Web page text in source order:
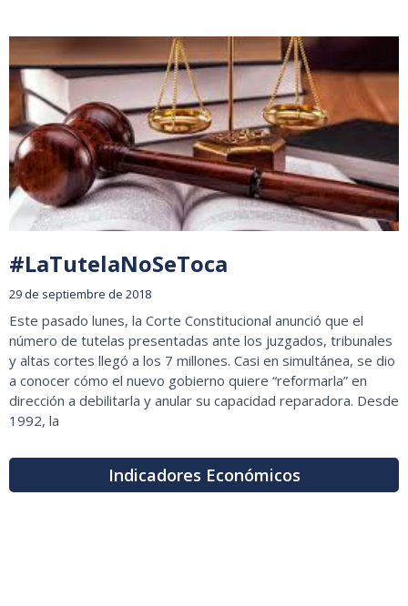
#LaTutelaNoSeToca
29 de septiembre de 2018
Este pasado lunes, la Corte Constitucional anunció que el
número de tutelas presentadas ante los juzgados, tribunales
y altas cortes llegó a los 7 millones. Casi en simultánea, se dio
a conocer cómo el nuevo gobierno quiere “reformarla” en
dirección a debilitarla y anular su capacidad reparadora. Desde
1992, la
Indicadores Económicos